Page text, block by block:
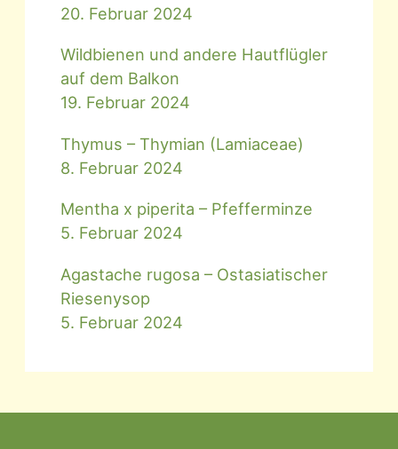
20. Februar 2024
Wildbienen und andere Hautflügler
auf dem Balkon
19. Februar 2024
Thymus – Thymian (Lamiaceae)
8. Februar 2024
Mentha x piperita – Pfefferminze
5. Februar 2024
Agastache rugosa – Ostasiatischer
Riesenysop
5. Februar 2024